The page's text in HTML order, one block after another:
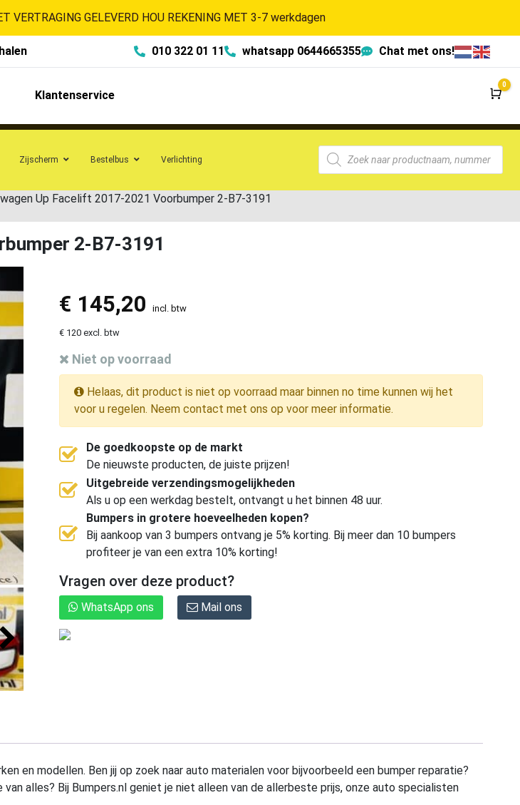
VERTRAGING GELEVERD HOU REKENING MET 3-7 werkdagen
010 322 01 11 whatsapp 0644665355 Chat met ons!
Klantenservice
0
Zijscherm Bestelbus Verlichting
Up Facelift 2017-2021 Voorbumper 2-B7-3191
2-B7-3191
€ 145,20 incl. btw
€ 120 excl. btw
Niet op voorraad
Helaas, dit product is niet op voorraad maar binnen no time kunnen wij het
voor u regelen. Neem contact met ons op voor meer informatie.
De goedkoopste op de markt
De nieuwste producten, de juiste prijzen!
Uitgebreide verzendingsmogelijkheden
Als u op een werkdag bestelt, ontvangt u het binnen 48 uur.
Bumpers in grotere hoeveelheden kopen?
Bij aankoop van 3 bumpers ontvang je 5% korting. Bij meer dan 10 bumpers
profiteer je van een extra 10% korting!
Vragen over deze product?
WhatsApp ons Mail ons
en modellen. Ben jij op zoek naar auto materialen voor bijvoorbeeld een bumper reparatie?
alles? Bij Bumpers.nl geniet je niet alleen van de allerbeste prijs, onze auto specialisten